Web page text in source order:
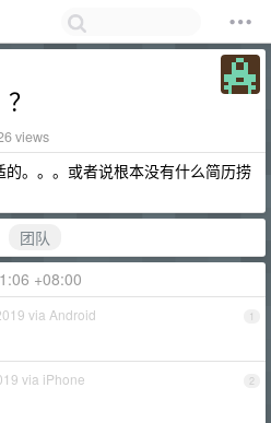
views
。。。或者说根本没有什么简历捞
团队
+08:00
1
via Android
2
via iPhone